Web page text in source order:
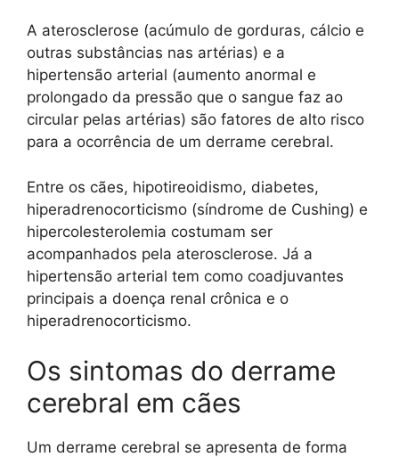
A aterosclerose (acúmulo de gorduras, cálcio e
outras substâncias nas artérias) e a
hipertensão arterial (aumento anormal e
prolongado da pressão que o sangue faz ao
circular pelas artérias) são fatores de alto risco
para a ocorrência de um derrame cerebral.
Entre os cães, hipotireoidismo, diabetes,
hiperadrenocorticismo (síndrome de Cushing) e
hipercolesterolemia costumam ser
acompanhados pela aterosclerose. Já a
hipertensão arterial tem como coadjuvantes
principais a doença renal crônica e o
hiperadrenocorticismo.
Os sintomas do derrame
cerebral em cães
Um derrame cerebral se apresenta de forma